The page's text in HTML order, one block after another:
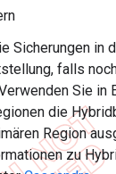
Sicherungen in
falls
Sie in
die
Region
zu